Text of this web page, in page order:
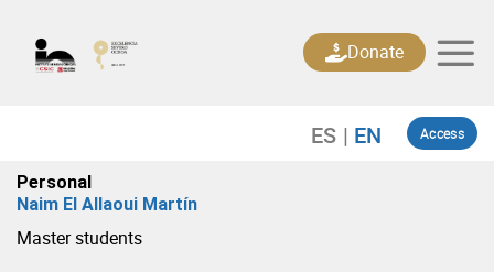
content
Access
Donate
Personal
Naim El Allaoui Martín
Master students